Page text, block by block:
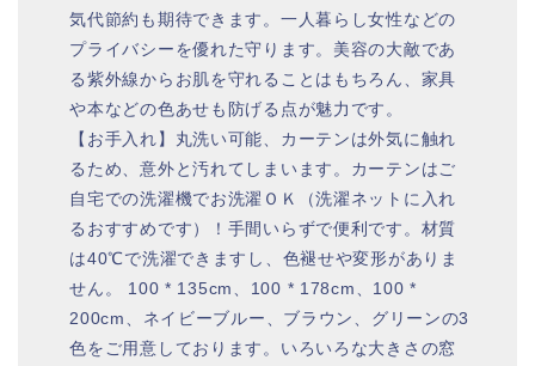
気代節約も期待できます。一人暮らし女性などの
プライバシーを優れた守ります。美容の大敵であ
る紫外線からお肌を守れることはもちろん、家具
や本などの色あせも防げる点が魅力です。
【お手入れ】丸洗い可能、カーテンは外気に触れ
るため、意外と汚れてしまいます。カーテンはご
自宅での洗濯機でお洗濯ＯＫ（洗濯ネットに入れ
るおすすめです）！手間いらずで便利です。材質
は40℃で洗濯できますし、色褪せや変形がありま
せん。 100 * 135cm、100 * 178cm、100 *
200cm、ネイビーブルー、ブラウン、グリーンの3
色をご用意しております。いろいろな大きさの窓